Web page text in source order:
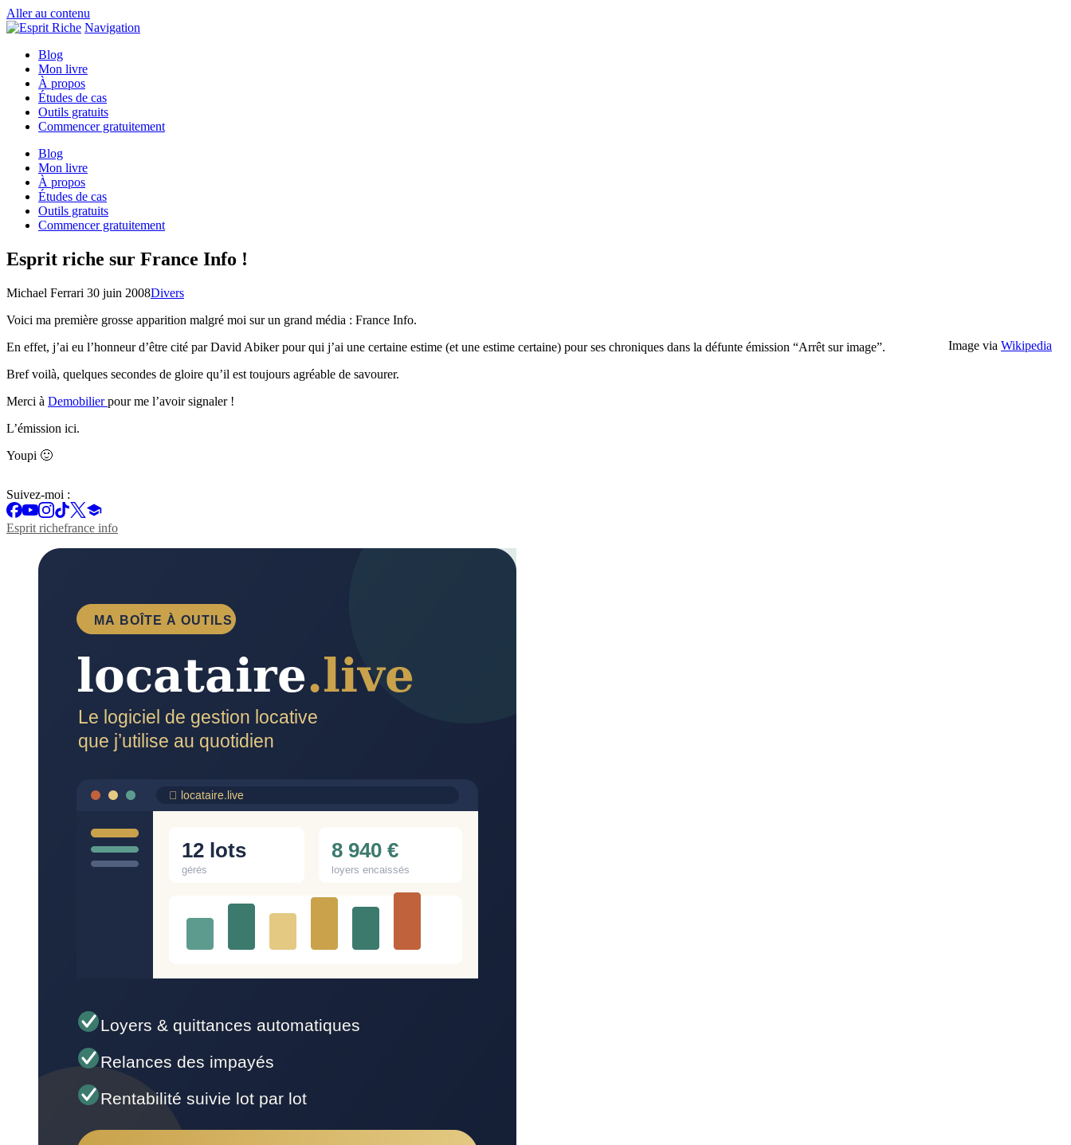
Aller au contenu
Navigation
Blog
Mon livre
À propos
Études de cas
Outils gratuits
Commencer gratuitement
Blog
Mon livre
À propos
Études de cas
Outils gratuits
Commencer gratuitement
Esprit riche sur France Info !
Michael Ferrari 30 juin 2008Divers
Image via Wikipedia
Voici ma première grosse apparition malgré moi sur un grand média : France Info.
En effet, j’ai eu l’honneur d’être cité par David Abiker pour qui j’ai une certaine estime (et une estime certaine) pour ses chroniques dans la défunte émission “Arrêt sur image”.
Bref voilà, quelques secondes de gloire qu’il est toujours agréable de savourer.
Merci à Demobilierpour me l’avoir signaler !
L’émission ici.
Youpi 🙂
Suivez-moi :
Esprit richefrance info